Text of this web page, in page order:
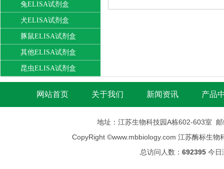
兔ELISA试剂盒
犬ELISA试剂盒
豚鼠ELISA试剂盒
其他ELISA试剂盒
昆虫ELISA试剂盒
网站首页 关于我们 新闻资讯 产品
地址：江苏生物科技园A栋602-603室
CopyRight ©www.mbbiology.com 江苏酶标生物
总访问人数： 692395 今日